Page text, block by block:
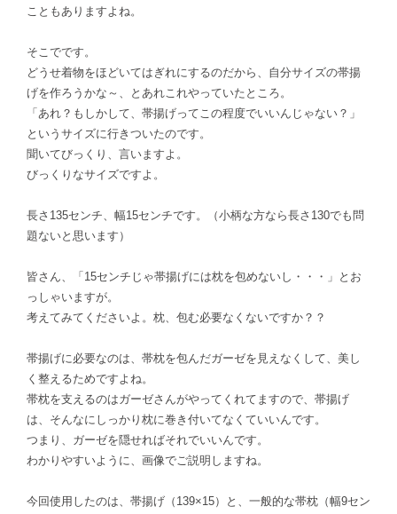
こともありますよね。
そこでです。
どうせ着物をほどいてはぎれにするのだから、自分サイズの帯揚
げを作ろうかな～、とあれこれやっていたところ。
「あれ？もしかして、帯揚げってこの程度でいいんじゃない？」
というサイズに行きついたのです。
聞いてびっくり、言いますよ。
びっくりなサイズですよ。
長さ135センチ、幅15センチです。（小柄な方なら長さ130でも問
題ないと思います）
皆さん、「15センチじゃ帯揚げには枕を包めないし・・・」とお
っしゃいますが。
考えてみてくださいよ。枕、包む必要なくないですか？？
帯揚げに必要なのは、帯枕を包んだガーゼを見えなくして、美し
く整えるためですよね。
帯枕を支えるのはガーゼさんがやってくれてますので、帯揚げ
は、そんなにしっかり枕に巻き付いてなくていいんです。
つまり、ガーゼを隠せればそれでいいんです。
わかりやすいように、画像でご説明しますね。
今回使用したのは、帯揚げ（139×15）と、一般的な帯枕（幅9セン